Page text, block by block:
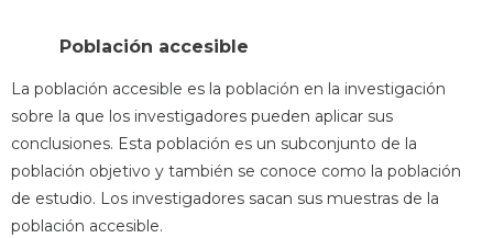
Población accesible
La población accesible es la población en la investigación
sobre la que los investigadores pueden aplicar sus
conclusiones. Esta población es un subconjunto de la
población objetivo y también se conoce como la población
de estudio. Los investigadores sacan sus muestras de la
población accesible.